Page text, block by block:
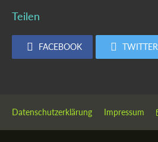
Teilen
FACEBOOK TWITTER
Datenschutzerklärung Impressum